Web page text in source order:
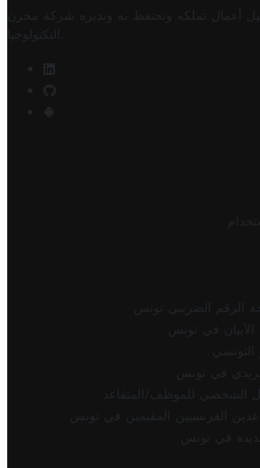
أعمال تملكه وتحتفظ به وتديره
شركة مخزن
التكنولوجيا
الرقم الضريبي تونس
في تونس
التونسي
في تونس
الشخصي للموظف/المتقاعد
الفرنسيين المقيمين في تونس
في تونس